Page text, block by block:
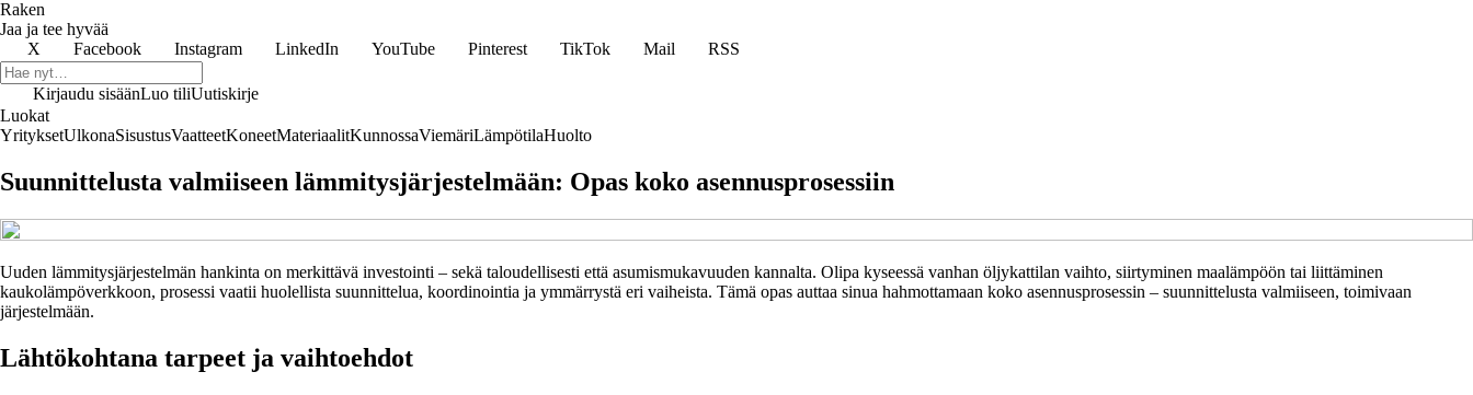
Raken
Jaa ja tee hyvää
X
Facebook Instagram LinkedIn YouTube Pinterest TikTok Mail RSS
Kirjaudu sisäänLuo tiliUutiskirje
Luokat
YrityksetUlkonaSisustusVaatteetKoneetMateriaalitKunnossaViemäriLämpötilaHuolto
Suunnittelusta valmiiseen lämmitysjärjestelmään: Opas koko asennusprosessiin
Uuden lämmitysjärjestelmän hankinta on merkittävä investointi – sekä taloudellisesti että asumismukavuuden kannalta. Olipa kyseessä vanhan öljykattilan vaihto, siirtyminen maalämpöön tai liittäminen
kaukolämpöverkkoon, prosessi vaatii huolellista suunnittelua, koordinointia ja ymmärrystä eri vaiheista. Tämä opas auttaa sinua hahmottamaan koko asennusprosessin – suunnittelusta valmiiseen, toimivaan
järjestelmään.
Lähtökohtana tarpeet ja vaihtoehdot